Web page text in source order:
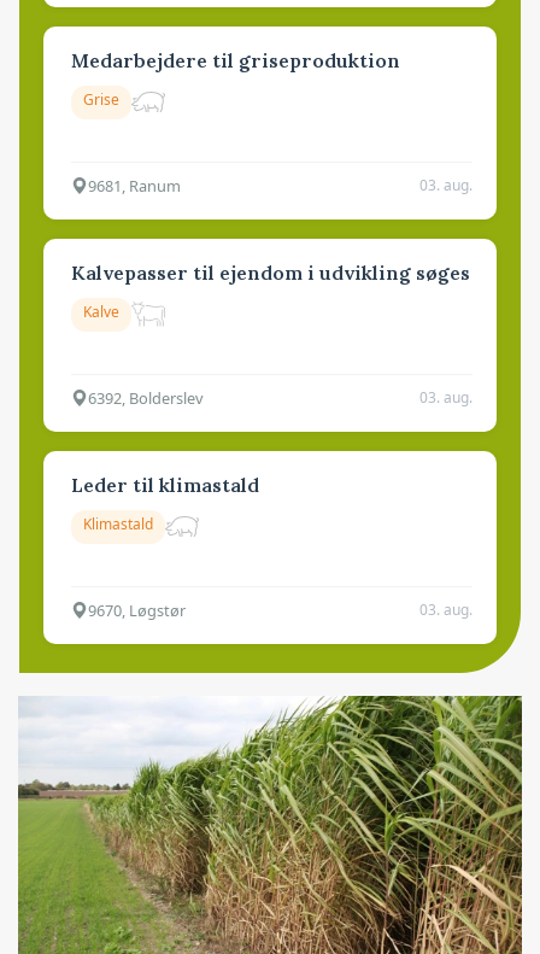
Medarbejdere til griseproduktion
Grise
9681, Ranum 03. aug.
Kalvepasser til ejendom i udvikling søges
Kalve
6392, Bolderslev 03. aug.
Leder til klimastald
Klimastald
9670, Løgstør 03. aug.